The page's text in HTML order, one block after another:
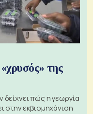
της
πώς η γεωργία
στην εκβιομηχάνιση